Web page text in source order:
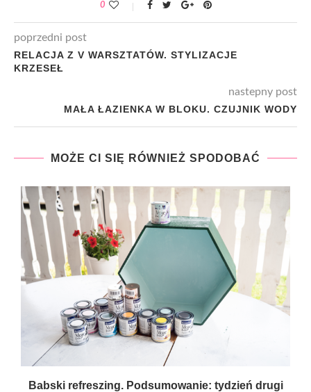
0
poprzedni post
RELACJA Z V WARSZTATÓW. STYLIZACJE
KRZESEŁ
nastepny post
MAŁA ŁAZIENKA W BLOKU. CZUJNIK WODY
MOŻE CI SIĘ RÓWNIEŻ SPODOBAĆ
Babski refreszing. Podsumowanie: tydzień drugi